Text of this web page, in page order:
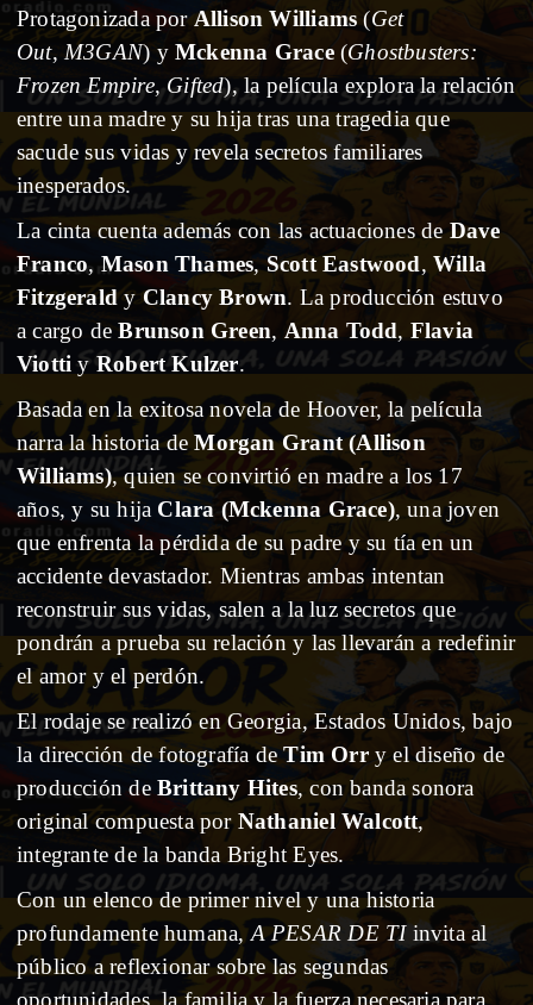
Protagonizada por Allison Williams (Get
Out, M3GAN) y Mckenna Grace (Ghostbusters:
Frozen Empire, Gifted), la película explora la relación
entre una madre y su hija tras una tragedia que
sacude sus vidas y revela secretos familiares
inesperados.
La cinta cuenta además con las actuaciones de Dave
Franco, Mason Thames, Scott Eastwood, Willa
Fitzgerald y Clancy Brown. La producción estuvo
a cargo de Brunson Green, Anna Todd, Flavia
Viotti y Robert Kulzer.
Basada en la exitosa novela de Hoover, la película
narra la historia de Morgan Grant (Allison
Williams), quien se convirtió en madre a los 17
años, y su hija Clara (Mckenna Grace), una joven
que enfrenta la pérdida de su padre y su tía en un
accidente devastador. Mientras ambas intentan
reconstruir sus vidas, salen a la luz secretos que
pondrán a prueba su relación y las llevarán a redefinir
el amor y el perdón.
El rodaje se realizó en Georgia, Estados Unidos, bajo
la dirección de fotografía de Tim Orr y el diseño de
producción de Brittany Hites, con banda sonora
original compuesta por Nathaniel Walcott,
integrante de la banda Bright Eyes.
Con un elenco de primer nivel y una historia
profundamente humana, A PESAR DE TI invita al
público a reflexionar sobre las segundas
oportunidades, la familia y la fuerza necesaria para